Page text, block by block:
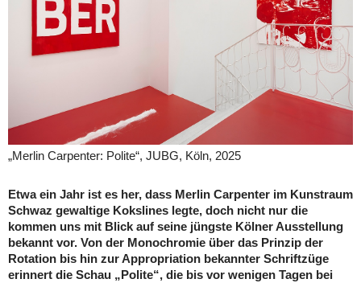
„Merlin Carpenter: Polite“, JUBG, Köln, 2025
Etwa ein Jahr ist es her, dass Merlin Carpenter im Kunstraum
Schwaz gewaltige Kokslines legte, doch nicht nur die
kommen uns mit Blick auf seine jüngste Kölner Ausstellung
bekannt vor. Von der Monochromie über das Prinzip der
Rotation bis hin zur Appropriation bekannter Schriftzüge
erinnert die Schau „Polite“, die bis vor wenigen Tagen bei